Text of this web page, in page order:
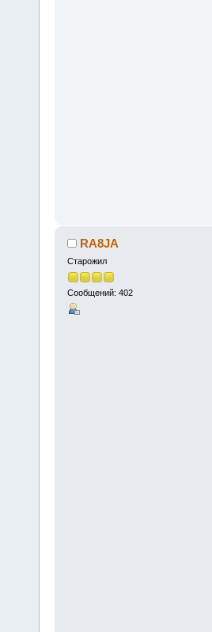
RA8JA
Старожил
Сообщений: 402